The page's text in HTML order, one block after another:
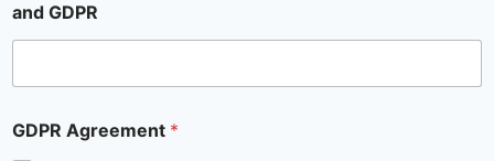
and GDPR
GDPR Agreement *